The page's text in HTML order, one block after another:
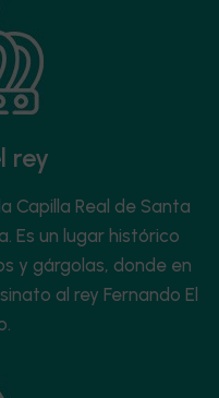
rey
Capilla Real de Santa
Es un lugar histórico
y gárgolas, donde en
al rey Fernando El